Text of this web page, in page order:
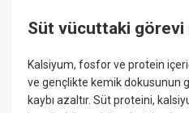
Süt vücuttaki görevi
Kalsiyum, fosfor ve protein
ve gençlikte kemik dokusunun
kaybı azaltır. Süt proteini,